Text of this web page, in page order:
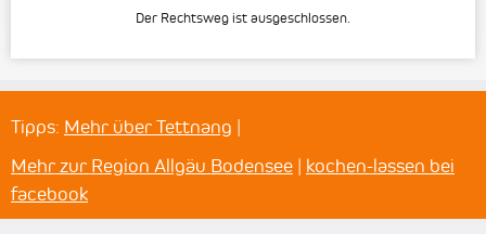
Der Rechtsweg ist ausgeschlossen.
Tipps: Mehr über Tettnang |
Mehr zur Region Allgäu Bodensee | kochen-lassen bei
facebook